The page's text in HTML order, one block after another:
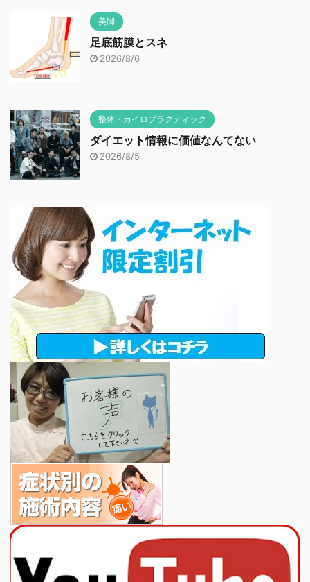
美脚
足底筋膜とスネ
2026/8/6
整体・カイロプラクティック
ダイエット情報に価値なんてない
2026/8/5